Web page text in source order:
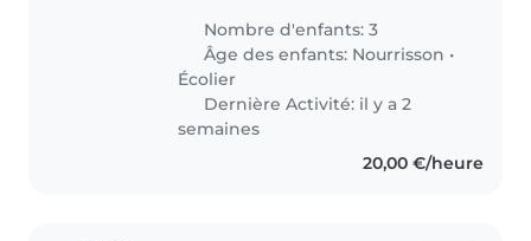
pour s'occuper de nos trois
enfants, un bébé et deux enfants
d'âge scolaire. Nos enfants sont
énergiques,..
Nombre d'enfants: 3
Âge des enfants: Nourrisson •
Écolier
Dernière Activité: il y a 2
semaines
20,00 €/heure